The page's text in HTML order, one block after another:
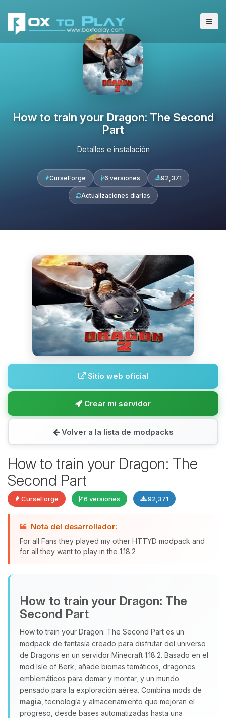
How to train your Dragon: The Second
Part
Detalles e instalación
CurseForge 6 versiones 92,371
Actualizaciones diarias
Sitio web oficial
Crear mi servidor
Volver a la lista de modpacks
How to train your Dragon: The
Second Part
CurseForge 6 versiones 92,371
Nota del desarrollador:
For all Fans they played my other HTTYD modpack and
for all they want to play in the 1.18.2
How to train your Dragon: The
Second Part
How to train your Dragon: The Second Part es un
modpack de fantasía creado para disfrutar del universo
de Dragons en un servidor Minecraft 1.18.2. Basado en el
mod Isle of Berk, añade biomas temáticos, dragones
emblemáticos para domar y montar, y un mundo
pensado para la exploración aérea. Combina mods de
magia , tecnología y almacenamiento que mejoran el
progreso, desde bases automatizadas hasta una
Yupi, por fin alguien con quien
hablar! Soy Choupy, tu pequeno
08/08/2026 12:07